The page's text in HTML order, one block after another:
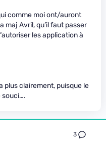
3
comme moi ont/auront
maj Avril, qu’il faut passer
les application à
plus clairement, puisque le
souci….